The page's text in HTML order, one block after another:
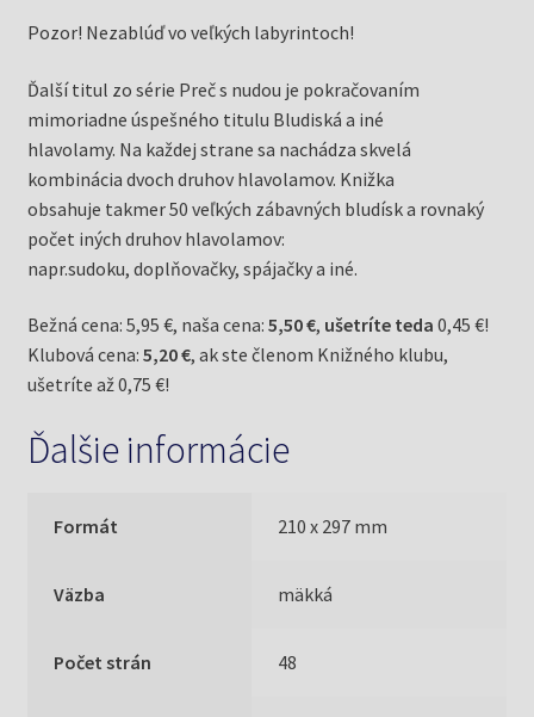
Pozor! Nezablúď vo veľkých labyrintoch!
Ďalší titul zo série Preč s nudou je pokračovaním
mimoriadne úspešného titulu Bludiská a iné
hlavolamy. Na každej strane sa nachádza skvelá
kombinácia dvoch druhov hlavolamov. Knižka
obsahuje takmer 50 veľkých zábavných bludísk a rovnaký
počet iných druhov hlavolamov:
napr.sudoku, doplňovačky, spájačky a iné.
Bežná cena: 5,95 €, naša cena: 5,50 €, ušetríte teda 0,45 €!
Klubová cena: 5,20 €, ak ste členom Knižného klubu,
ušetríte až 0,75 €!
Ďalšie informácie
Formát 210 x 297 mm
Väzba mäkká
Počet strán 48